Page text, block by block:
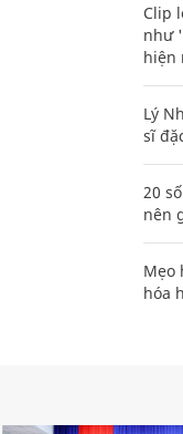
Clip
như
hiện
Lý
sĩ
20
nên
Mẹo
hóa